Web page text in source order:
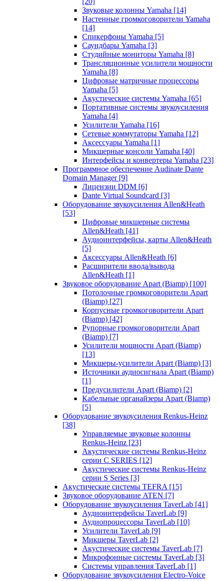
Звуковые колонны Yamaha [14]
Настенные громкоговорители Yamaha
[14]
Спикерфоны Yamaha [5]
Саундбары Yamaha [3]
Студийные мониторы Yamaha [8]
Трансляционные усилители мощности
Yamaha [8]
Цифровые матричные процессоры
Yamaha [5]
Акустические системы Yamaha [65]
Портативные системы звукоусиления
Yamaha [4]
Усилители Yamaha [16]
Сетевые коммутаторы Yamaha [12]
Аксессуары Yamaha [1]
Микшерные консоли Yamaha [40]
Интерфейсы и конвертеры Yamaha [23]
Программное обеспечение Audinate Dante
Domain Manager [9]
Лицензии DDM [6]
Dante Virtual Soundcard [3]
Оборудование звукоусиления Allen&Heath
[53]
Цифровые микшерные системы
Allen&Heath [41]
Аудиоинтерфейсы, карты Allen&Heath
[5]
Аксессуары Allen&Heath [6]
Расширители ввода/вывода
Allen&Heath [1]
Звуковое оборудование Apart (Biamp) [100]
Потолочные громкоговорители Apart
(Biamp) [27]
Корпусные громкоговорители Apart
(Biamp) [42]
Рупорные громкоговорители Apart
(Biamp) [7]
Усилители мощности Apart (Biamp)
[13]
Микшеры-усилители Apart (Biamp) [3]
Источники аудиосигнала Apart (Biamp)
[1]
Предусилители Apart (Biamp) [2]
Кабельные органайзеры Apart (Biamp)
[5]
Оборудование звукоусиления Renkus-Heinz
[38]
Управляемые звуковые колонны
Renkus-Heinz [23]
Акустические системы Renkus-Heinz
серии C SERIES [12]
Акустические системы Renkus-Heinz
серии S Series [3]
Акустические системы TEFRA [15]
Звуковое оборудование ATEN [7]
Оборудование звукоусиления TaverLab [41]
Аудиоинтерфейсы TaverLab [9]
Аудиопроцессоры TaverLab [10]
Усилители TaverLab [9]
Микшеры TaverLab [2]
Акустические системы TaverLab [7]
Микрофонные системы TaverLab [3]
Системы управления TaverLab [1]
Оборудование звукоусиления Electro-Voice